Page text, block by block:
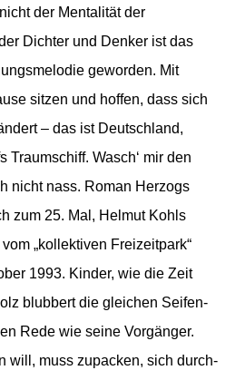
der Menta­lität der
Dichter und Denker ist das
geworden. Mit
sitzen und hoffen, dass sich
– das ist Deutschland,
Traum­schiff. Wasch‘ mir den
nicht nass. Roman Herzogs
zum 25. Mal, Helmut Kohls
„kollek­tiven Freizeitpark“
1993. Kinder, wie die Zeit
blubbert die gleichen Seifen­
Rede wie seine Vorgänger.
will, muss zupacken, sich durch­